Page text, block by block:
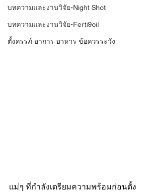
บทความและงานวิจัย-Night Shot
บทความและงานวิจัย-Ferti9oil
ตั้งครรภ์ อาการ อาหาร ข้อควรระวัง
แม่ๆ ที่กำลังเตรียมความพร้อมก่อนตั้ง